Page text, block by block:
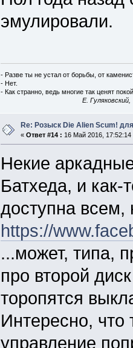
эмулировали.
- Разве ты не устал от борьбы, от
- Нет.
- Как странно, ведь многие так ценят
E.
Re: Розыск Die Alien Scum!
« Ответ #14 : 16 Май 2016, 17:52:14
Некие
Батхеда, и как-
доступна всем,
https://
...может, типа,
про второй
торопятся
Интересно, что
управление